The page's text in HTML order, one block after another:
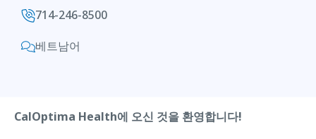
714-246-8500
베트남어
CalOptima Health에 오신 것을 환영합니다!